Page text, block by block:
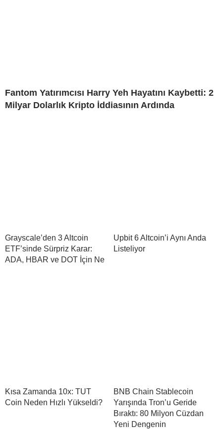
Fantom Yatırımcısı Harry Yeh Hayatını Kaybetti: 2
Milyar Dolarlık Kripto İddiasının Ardında
Grayscale’den 3 Altcoin
ETF’sinde Sürpriz Karar:
ADA, HBAR ve DOT İçin Ne
Upbit 6 Altcoin’i Aynı Anda
Listeliyor
Kısa Zamanda 10x: TUT
Coin Neden Hızlı Yükseldi?
BNB Chain Stablecoin
Yarışında Tron’u Geride
Bıraktı: 80 Milyon Cüzdan
Yeni Dengenin